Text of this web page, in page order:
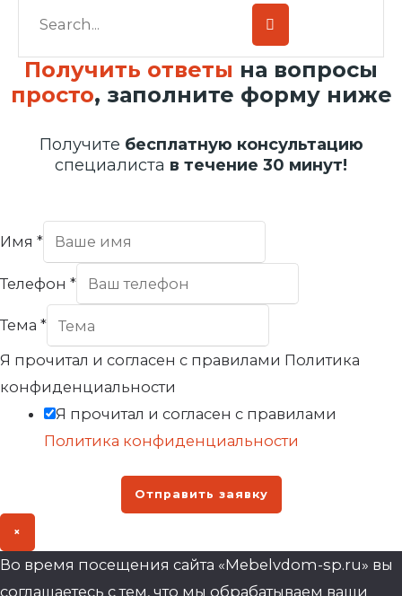
Получить ответы на вопросы
просто, заполните форму ниже
Получите бесплатную консультацию
специалиста в течение 30 минут!
Имя *
Телефон *
Тема *
Я прочитал и согласен с правилами Политика
конфиденциальности
Я прочитал и согласен с правилами
Политика конфиденциальности
Отправить заявку
×
Во время посещения сайта «Mebelvdom-sp.ru» вы
соглашаетесь с тем, что мы обрабатываем ваши